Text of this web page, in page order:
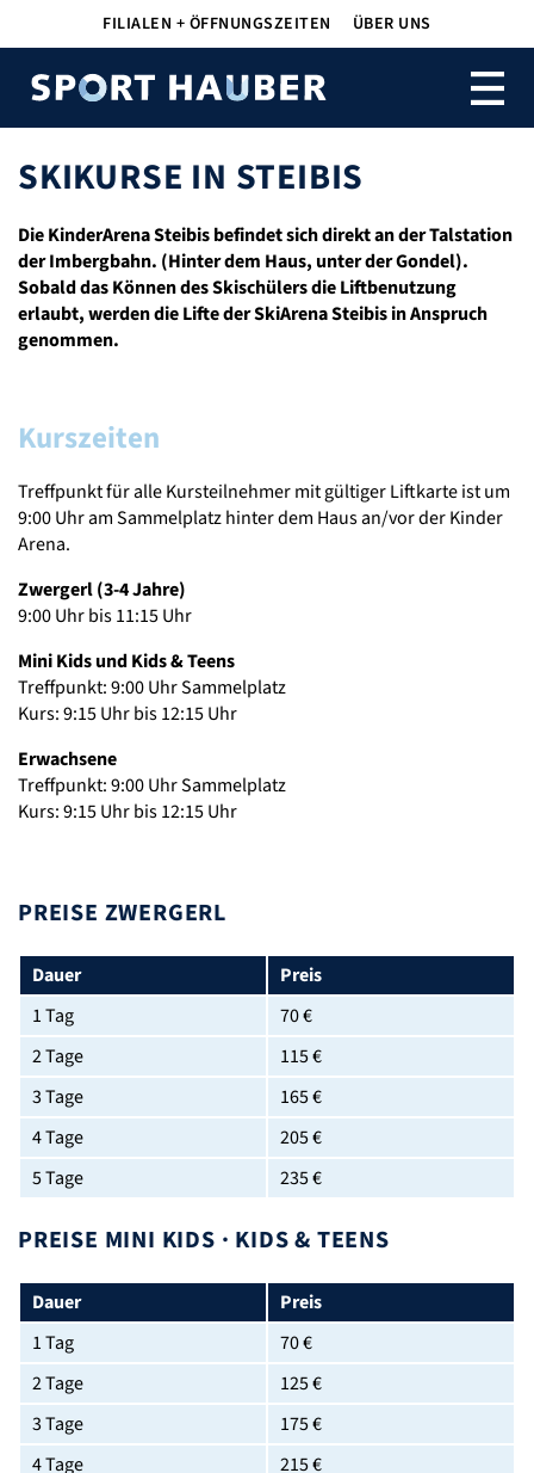
Navigation
überspringen
FILIALEN + ÖFFNUNGSZEITEN ÜBER UNS
SKIKURSE IN STEIBIS
Die KinderArena Steibis befindet sich direkt an der Talstation
der Imbergbahn. (Hinter dem Haus, unter der Gondel).
Sobald das Können des Skischülers die Liftbenutzung
erlaubt, werden die Lifte der SkiArena Steibis in Anspruch
genommen.
Kurszeiten
Treffpunkt für alle Kursteilnehmer mit gültiger Liftkarte ist um
9:00 Uhr am Sammelplatz hinter dem Haus an/vor der Kinder
Arena.
Zwergerl (3-4 Jahre)
9:00 Uhr bis 11:15 Uhr
Mini Kids und Kids & Teens
Treffpunkt: 9:00 Uhr Sammelplatz
Kurs: 9:15 Uhr bis 12:15 Uhr
Erwachsene
Treffpunkt: 9:00 Uhr Sammelplatz
Kurs: 9:15 Uhr bis 12:15 Uhr
PREISE ZWERGERL
Dauer
Preis
1 Tag
70 €
2 Tage
115 €
3 Tage
165 €
4 Tage
205 €
5 Tage
235 €
PREISE MINI KIDS · KIDS & TEENS
Dauer
Preis
1 Tag
70 €
2 Tage
125 €
3 Tage
175 €
4 Tage
215 €